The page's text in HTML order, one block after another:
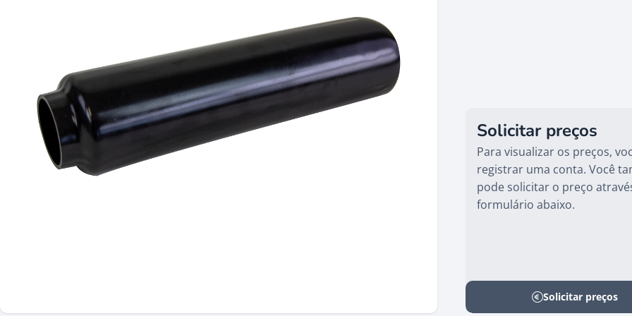
Solicitar preços
Para visualizar os preços,
registrar uma conta. Você
pode solicitar o preço
formulário abaixo.
Solicitar preços